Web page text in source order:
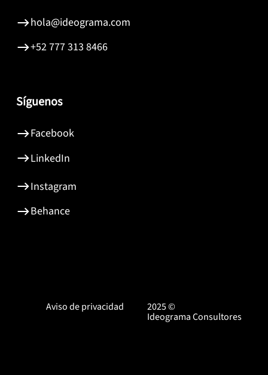
Aviso de privacidad 2025 ©
Ideograma Consultores
Síguenos
LinkedIn
Facebook
Instagram
Behance
+52 777 313 8466
hola@ideograma.com